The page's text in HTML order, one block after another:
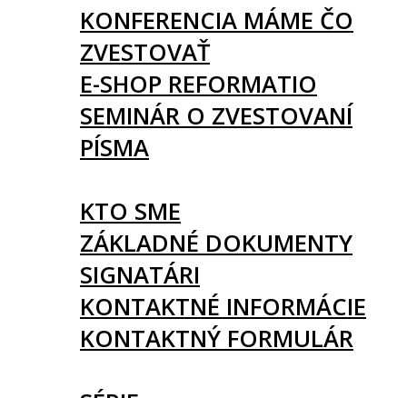
KONFERENCIA MÁME ČO
ZVESTOVAŤ
E-SHOP REFORMATIO
SEMINÁR O ZVESTOVANÍ
PÍSMA
KTO SME
ZÁKLADNÉ DOKUMENTY
SIGNATÁRI
KONTAKTNÉ INFORMÁCIE
KONTAKTNÝ FORMULÁR